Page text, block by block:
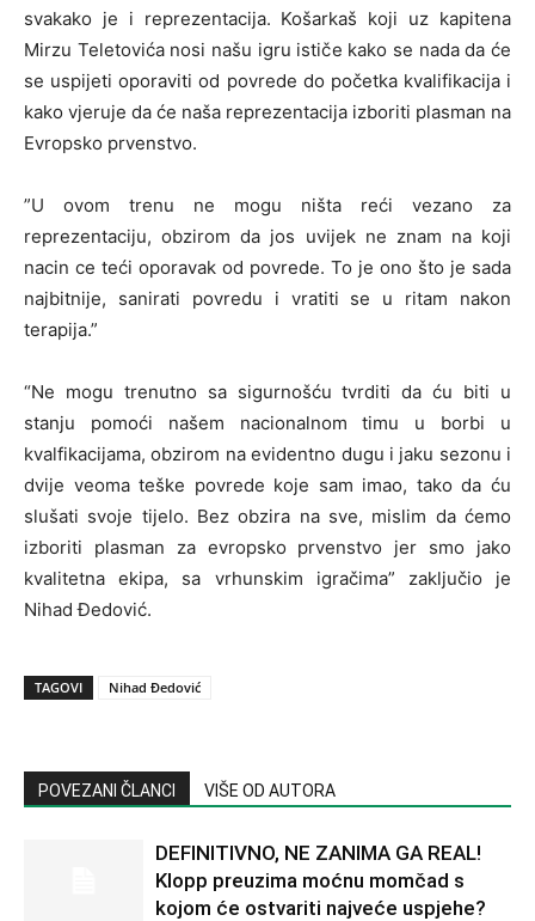
svakako je i reprezentacija. Košarkaš koji uz kapitena
Mirzu Teletovića nosi našu igru ističe kako se nada da će
se uspijeti oporaviti od povrede do početka kvalifikacija i
kako vjeruje da će naša reprezentacija izboriti plasman na
Evropsko prvenstvo.
”U ovom trenu ne mogu ništa reći vezano za
reprezentaciju, obzirom da jos uvijek ne znam na koji
nacin ce teći oporavak od povrede. To je ono što je sada
najbitnije, sanirati povredu i vratiti se u ritam nakon
terapija.”
“Ne mogu trenutno sa sigurnošću tvrditi da ću biti u
stanju pomoći našem nacionalnom timu u borbi u
kvalfikacijama, obzirom na evidentno dugu i jaku sezonu i
dvije veoma teške povrede koje sam imao, tako da ću
slušati svoje tijelo. Bez obzira na sve, mislim da ćemo
izboriti plasman za evropsko prvenstvo jer smo jako
kvalitetna ekipa, sa vrhunskim igračima” zaključio je
Nihad Đedović.
TAGOVI Nihad Đedović
POVEZANI ČLANCI VIŠE OD AUTORA
DEFINITIVNO, NE ZANIMA GA REAL!
Klopp preuzima moćnu momčad s
kojom će ostvariti najveće uspjehe?